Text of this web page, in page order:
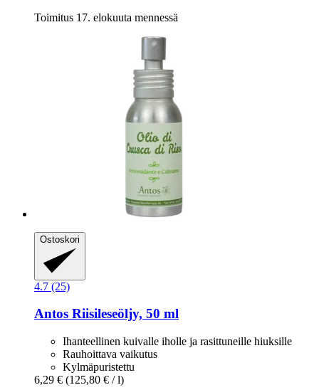
Toimitus 17. elokuuta mennessä
Ostoskori
4.7 (25)
Antos Riisileseöljy, 50 ml
Ihanteellinen kuivalle iholle ja rasittuneille hiuksille
Rauhoittava vaikutus
Kylmäpuristettu
6,29 € (125,80 € / l)